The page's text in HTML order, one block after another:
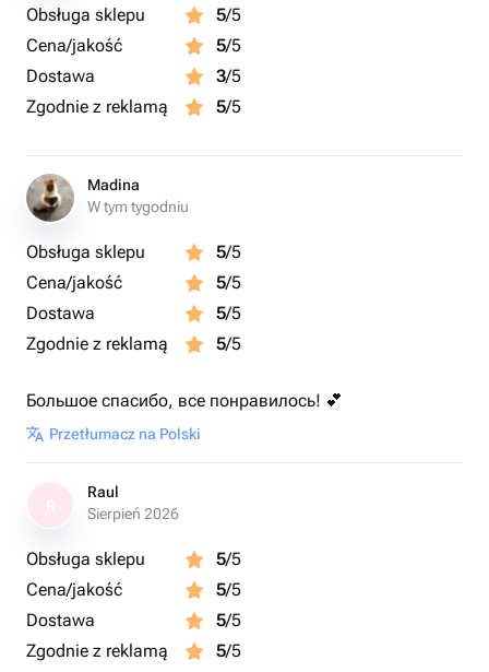
Obsługa sklepu 5/5
Cena/jakość
5/5
Dostawa
3/5
Zgodnie z reklamą
5/5
Madina
W tym tygodniu
Obsługa sklepu 5/5
Cena/jakość
5/5
Dostawa
5/5
Zgodnie z reklamą
5/5
Большое спасибо, все понравилось! 💕
Przetłumacz na Polski
Raul
Sierpień 2026
Obsługa sklepu 5/5
Cena/jakość
5/5
Dostawa
5/5
Zgodnie z reklamą
5/5